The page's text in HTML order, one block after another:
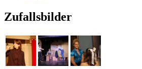
Zufallsbilder